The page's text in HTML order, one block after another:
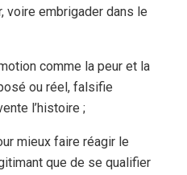
voire embrigader dans le
comme la peur et la
ou réel, falsifie
l’histoire ;
mieux faire réagir le
que de se qualifier